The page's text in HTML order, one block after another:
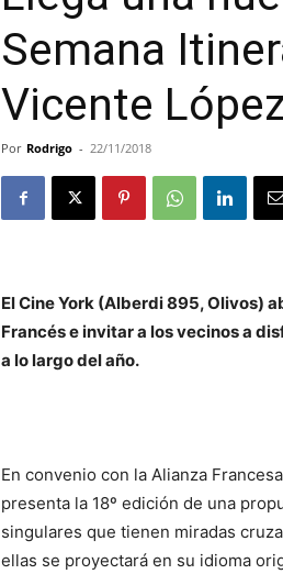
Semana
Vicente
Por Rodrigo - 22/11/2018
El Cine York (Alberdi 895, Olivos)
Francés e invitar a los vecinos a
a lo largo del año.
En convenio con la Alianza
presenta la 18º edición de una
singulares que tienen miradas
ellas se proyectará en su idioma